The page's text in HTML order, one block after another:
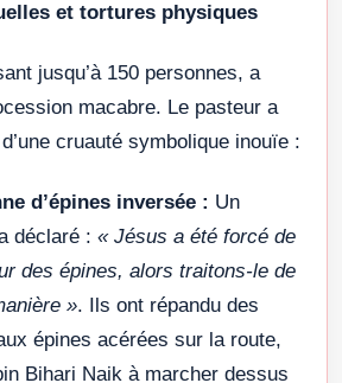
et tortures physiques
jusqu’à 150 personnes, a
macabre. Le pasteur a
cruauté symbolique inouïe :
d’épines inversée : Un
déclaré : « Jésus a été forcé de
des épines, alors traitons-le de
». Ils ont répandu des
épines acérées sur la route,
Bihari Naik à marcher dessus